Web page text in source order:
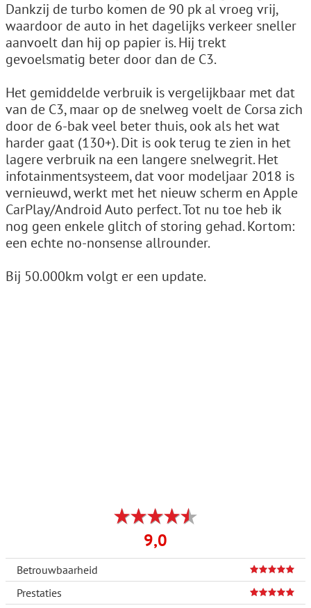
Dankzij de turbo komen de 90 pk al vroeg vrij,
waardoor de auto in het dagelijks verkeer sneller
aanvoelt dan hij op papier is. Hij trekt
gevoelsmatig beter door dan de C3.
Het gemiddelde verbruik is vergelijkbaar met dat
van de C3, maar op de snelweg voelt de Corsa zich
door de 6-bak veel beter thuis, ook als het wat
harder gaat (130+). Dit is ook terug te zien in het
lagere verbruik na een langere snelwegrit. Het
infotainmentsysteem, dat voor modeljaar 2018 is
vernieuwd, werkt met het nieuw scherm en Apple
CarPlay/Android Auto perfect. Tot nu toe heb ik
nog geen enkele glitch of storing gehad. Kortom:
een echte no-nonsense allrounder.
Bij 50.000km volgt er een update.
9,0
Betrouwbaarheid
Prestaties